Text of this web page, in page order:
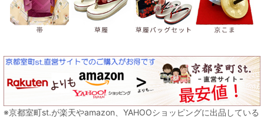
※京都室町st.が楽天やamazon、YAHOOショッピングに出品している